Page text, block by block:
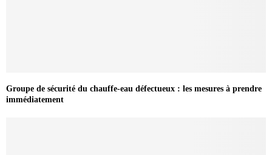
Groupe de sécurité du chauffe-eau défectueux : les mesures à prendre
immédiatement